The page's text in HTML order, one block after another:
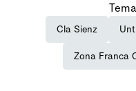
Cla Sienz
Zona Franca